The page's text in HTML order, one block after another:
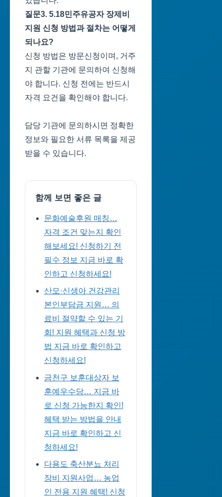
질문3. 5.18민주유공자 장제비
지원 신청 방법과 절차는 어떻게
되나요?
신청 방법은 방문신청이며, 거주
지 관할 기관에 문의하여 신청해
야 합니다. 신청 전에는 반드시
자격 요건을 확인해야 합니다.
담당 기관에 문의하시면 정확한
정보와 필요한 서류 목록을 제공
받을 수 있습니다.
함께 보면 좋은 글
문화예술후원 매칭…
자격 조건 맞는지 확인
해보세요! 신청하기 전
필수 정보 지금 바로 확
인하고 신청하세요!
산모·신생아 건강관리
본인부담금 지원… 의
료비 절약할 수 있는 기
회! 지원 혜택과 신청 방
법 지금 바로 확인하고
신청하세요!
금천구 보훈대상자 보
훈예우수당… 지금 바
로 신청 가능한지 확인!
혜택 받는 방법을 안내
지금 바로 확인하고 신
청하세요!
다용도 축산분뇨 처리
장비 지원사업… 농업
인 전용 지원 혜택! 신청